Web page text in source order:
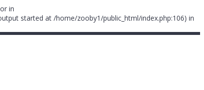
in
started at /home/zooby1/public_html/index.php:106) in